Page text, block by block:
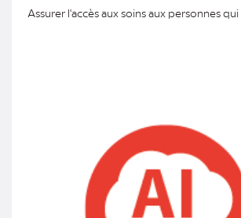
Assurer l'accès aux soins aux personnes